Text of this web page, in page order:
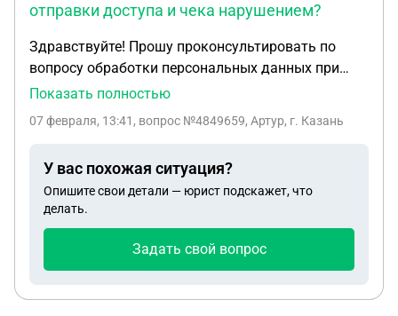
отправки доступа и чека нарушением?
Здравствуйте! Прошу проконсультировать по
вопросу обработки персональных данных при
продаже цифровых товаров. Суть:Я продаю
Форма заказа собирает два поля: 1. Email
и кассового чека. 2. Имя (необязательно) — для
персонализированного обращения в
сопроводительных письмах. Цель обработки:
продажи (публичной оферты), который клиент
«Купить». Вопросы: 1. Обязан ли я получать
Показать полностью
07 февраля, 13:41 , вопрос №4849659, Артур, г. Казань
У вас похожая ситуация?
Опишите свои детали — юрист подскажет, что
делать.
Задать свой вопрос